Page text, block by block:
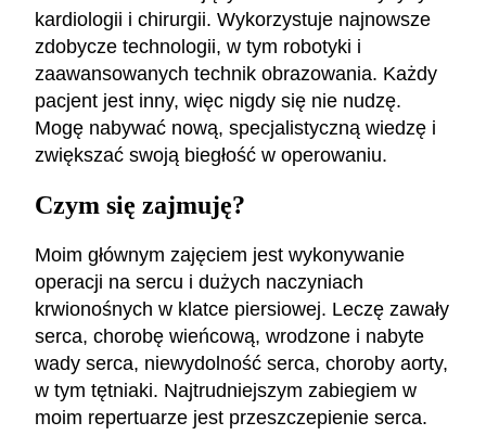
kardiologii i chirurgii. Wykorzystuje najnowsze
zdobycze technologii, w tym robotyki i
zaawansowanych technik obrazowania. Każdy
pacjent jest inny, więc nigdy się nie nudzę.
Mogę nabywać nową, specjalistyczną wiedzę i
zwiększać swoją biegłość w operowaniu.
Czym się zajmuję?
Moim głównym zajęciem jest wykonywanie
operacji na sercu i dużych naczyniach
krwionośnych w klatce piersiowej. Leczę zawały
serca, chorobę wieńcową, wrodzone i nabyte
wady serca, niewydolność serca, choroby aorty,
w tym tętniaki. Najtrudniejszym zabiegiem w
moim repertuarze jest przeszczepienie serca.